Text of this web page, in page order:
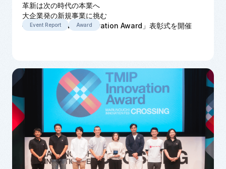
革新は次の時代の本業へ
大企業発の新規事業に挑む
——第1回「TMIP Innovation Award」表彰式を開催
Event Report Award